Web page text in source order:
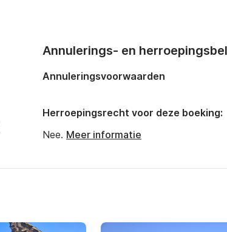
Annulerings- en
Annuleringsvoorwaarden
Herroepingsrecht voor deze boeking:
Nee. Meer informatie